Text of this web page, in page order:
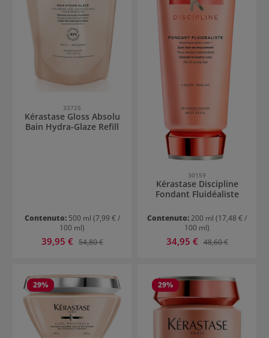
33725
Kérastase Gloss Absolu
Bain Hydra-Glaze Refill
Contenuto: 500 ml (7,99 € /
100 ml)
Prezzo di vendita:
39,95 € Prezzo normale:
54,80 €
30159
Kérastase Discipline
Fondant Fluidéaliste
Contenuto:200 ml (17,48 € /
100 ml)
Prezzo di vendita:
34,95 € Prezzo normale:
48,60 €
29% 29%